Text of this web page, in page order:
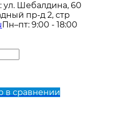
ул. Шебалдина, 60
пр-д 2, стр
Пн–пт: 9:00 - 18:00
в сравнении